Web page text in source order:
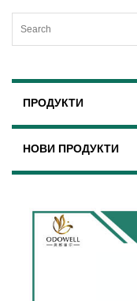
ПРОДУКТИ
НОВИ ПРОДУКТИ